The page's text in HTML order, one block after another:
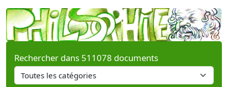
Rechercher dans 511078 documents